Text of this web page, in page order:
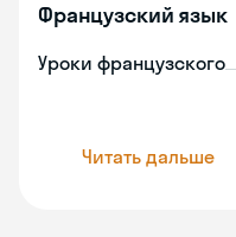
Французский язык
Уроки французского
Читать дальше